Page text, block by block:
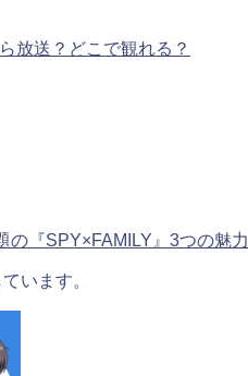
放送？どこで観れる？
の『SPY×FAMILY』3つの魅力
います。